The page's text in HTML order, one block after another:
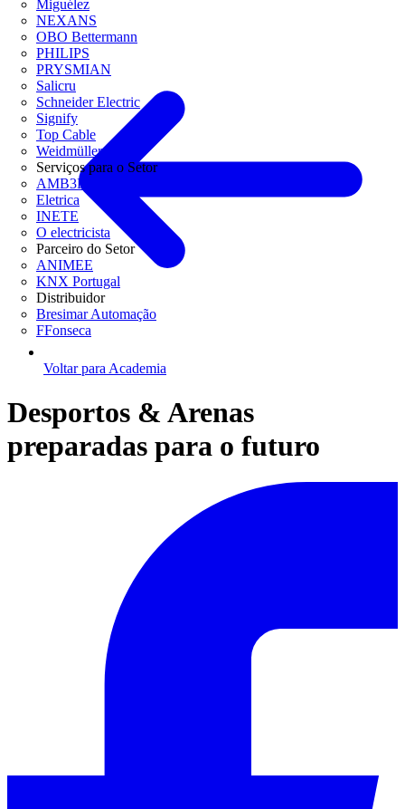
Miguélez
NEXANS
OBO Bettermann
PHILIPS
PRYSMIAN
Salicru
Schneider Electric
Signify
Top Cable
Weidmüller
Serviços para o Setor
AMB3E
Eletrica
INETE
O electricista
Parceiro do Setor
ANIMEE
KNX Portugal
Distribuidor
Bresimar Automação
FFonseca
Voltar para Academia
Desportos & Arenas
preparadas para o futuro